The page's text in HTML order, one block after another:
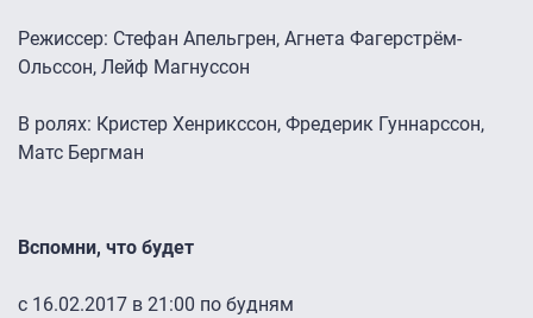
Режиссер: Стефан Апельгрен, Агнета Фагерстрём-
Ольссон, Лейф Магнуссон
В ролях: Кристер Хенрикссон, Фредерик Гуннарссон,
Матс Бергман
Вспомни, что будет
с 16.02.2017 в 21:00 по будням